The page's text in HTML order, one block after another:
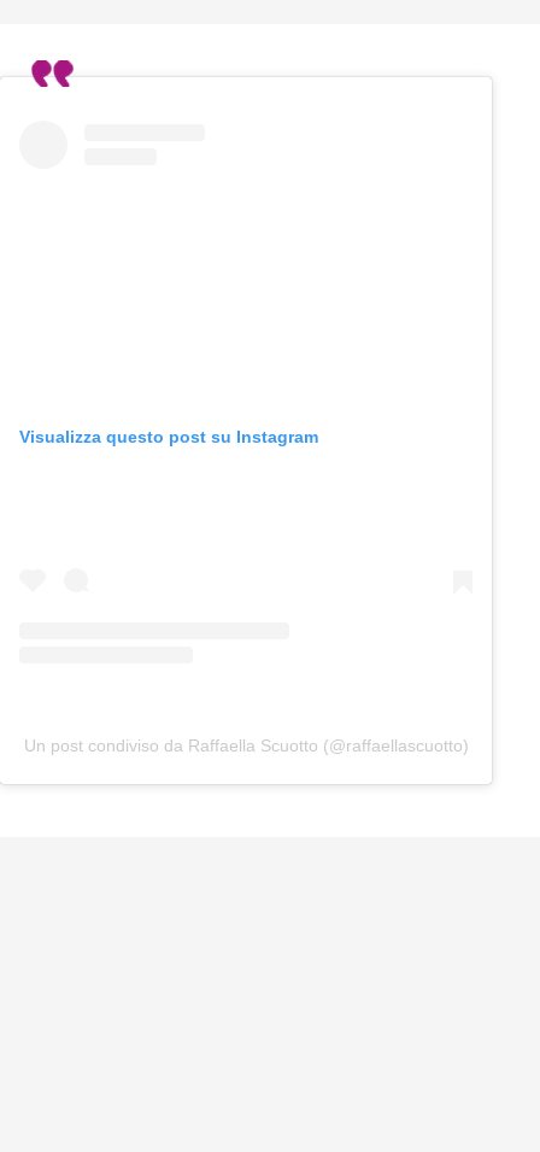
Visualizza questo post su Instagram
Un post condiviso da Raffaella Scuotto (@raffaellascuotto)